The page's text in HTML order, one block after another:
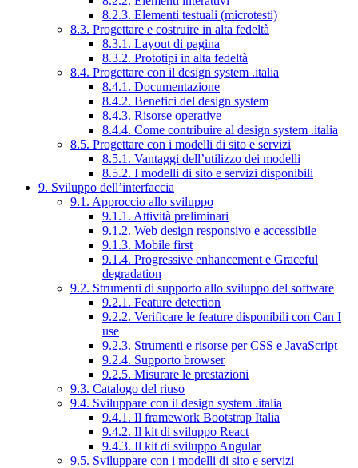
8.2.3. Elementi testuali (microtesti)
8.3. Progettare e costruire in alta fedeltà
8.3.1. Layout di pagina
8.3.2. Prototipi in alta fedeltà
8.4. Progettare con il design system .italia
8.4.1. Documentazione
8.4.2. Benefici del design system
8.4.3. Risorse operative
8.4.4. Come contribuire al design system .italia
8.5. Progettare con i modelli di sito e servizi
8.5.1. Vantaggi dell’utilizzo dei modelli
8.5.2. I modelli di sito e servizi disponibili
9. Sviluppo dell’interfaccia
9.1. Approccio allo sviluppo
9.1.1. Attività preliminari
9.1.2. Web design responsivo e accessibile
9.1.3. Mobile first
9.1.4. Progressive enhancement e Graceful
degradation
9.2. Strumenti di supporto allo sviluppo del software
9.2.1. Feature detection
9.2.2. Verificare le feature disponibili con Can I
use
9.2.3. Strumenti e risorse per CSS e JavaScript
9.2.4. Supporto browser
9.2.5. Misurare le prestazioni
9.3. Catalogo del riuso
9.4. Sviluppare con il design system .italia
9.4.1. Il framework Bootstrap Italia
9.4.2. Il kit di sviluppo React
9.4.3. Il kit di sviluppo Angular
9.5. Sviluppare con i modelli di sito e servizi